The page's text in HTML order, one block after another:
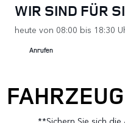
WIR SIND FÜR
heute von 08:00 bis 18:30
Anrufen
**Sichern Sie sich